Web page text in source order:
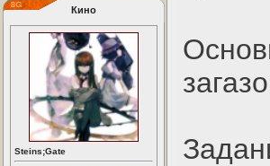
Кино
Steins;Gate